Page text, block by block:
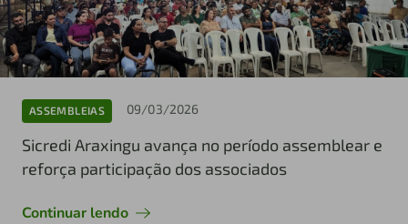
ASSEMBLEIAS 09/03/2026
Sicredi Araxingu avança no período assemblear e
reforça participação dos associados
Continuar lendo